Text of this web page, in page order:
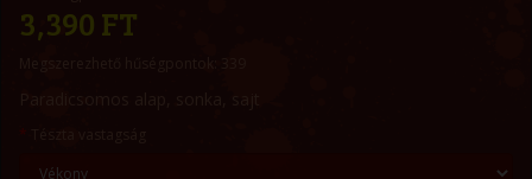
3,390 FT